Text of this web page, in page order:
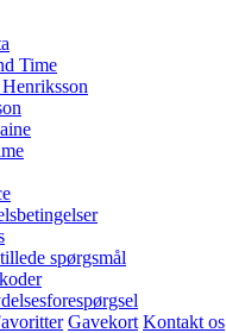
Time
spørgsmål
Gavekort Kontakt os